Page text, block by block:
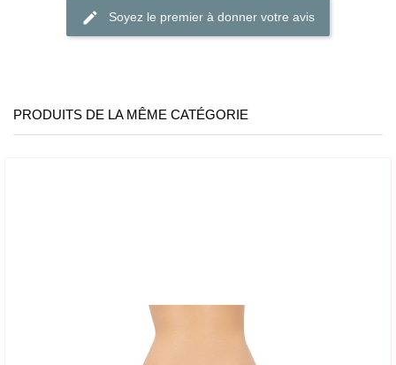
Soyez le premier à donner votre avis
PRODUITS DE LA MÊME CATÉGORIE